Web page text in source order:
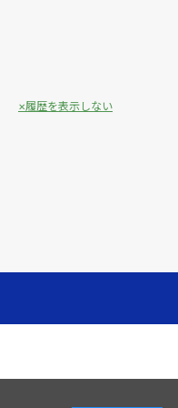
履歴を表示しない